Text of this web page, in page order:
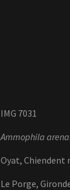
IMG 7031
Ammophila
Oyat, Chiendent
Le Porge,